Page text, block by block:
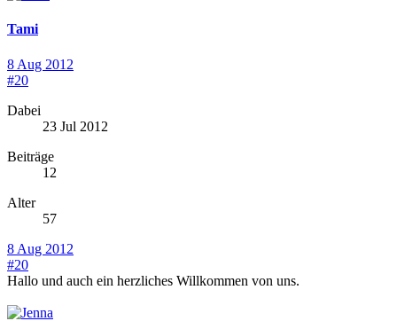
Tami
8 Aug 2012
#20
Dabei
23 Jul 2012
Beiträge
12
Alter
57
8 Aug 2012
#20
Hallo und auch ein herzliches Willkommen von uns.